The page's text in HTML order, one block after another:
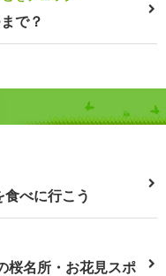
で？
べに行こう
桜名所・お花見スポ